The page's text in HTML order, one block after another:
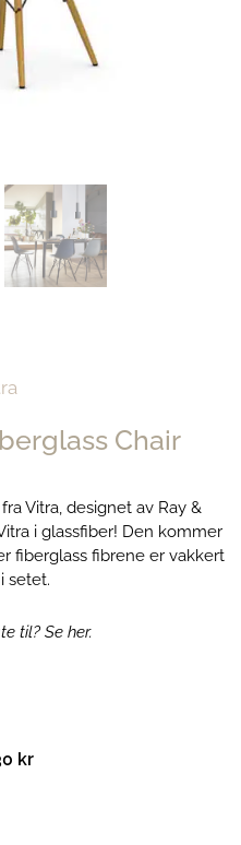
Chair
Vitra, designet av Ray &
i glassfiber! Den kommer
fiberglass fibrene er vakkert
setet.
til? Se her.
kr